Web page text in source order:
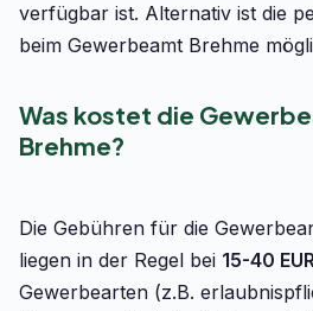
verfügbar ist. Alternativ ist die
beim Gewerbeamt Brehme
Was kostet die
Brehme?
Die Gebühren für die
liegen in der Regel bei 15-40
Gewerbearten (z.B.